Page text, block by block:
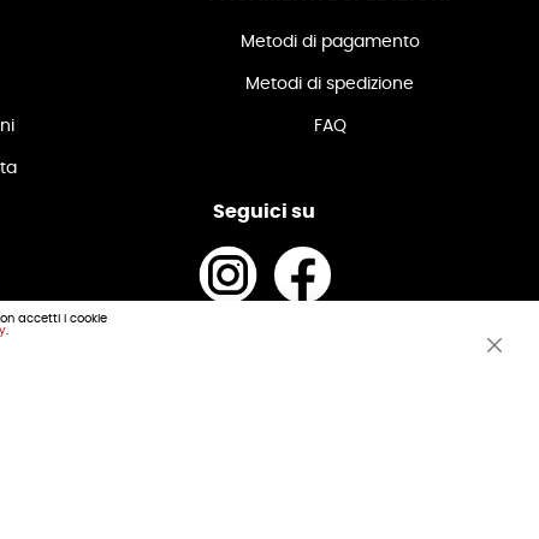
Metodi di pagamento
Metodi di spedizione
FAQ
Seguici su
e C.F. 01489340719
Automotive
accetti i cookie
.